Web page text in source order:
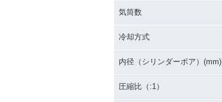
気筒数
冷却方式
内径（シリンダーボア）(mm)
圧縮比（:1）